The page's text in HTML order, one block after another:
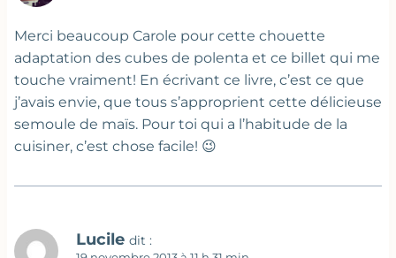
Merci beaucoup Carole pour cette chouette
adaptation des cubes de polenta et ce billet qui me
touche vraiment! En écrivant ce livre, c’est ce que
j’avais envie, que tous s’approprient cette délicieuse
semoule de maïs. Pour toi qui a l’habitude de la
cuisiner, c’est chose facile! 😉
Lucile dit :